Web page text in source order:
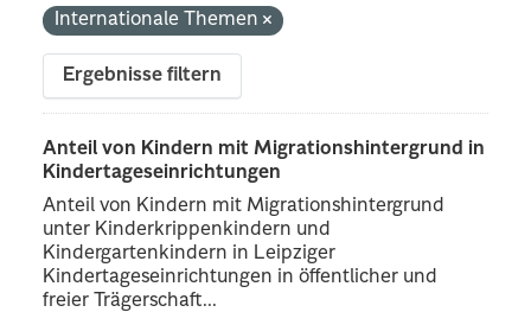
Internationale Themen
Ergebnisse filtern
Anteil von Kindern mit Migrationshintergrund in
Kindertageseinrichtungen
Anteil von Kindern mit Migrationshintergrund
unter Kinderkrippenkindern und
Kindergartenkindern in Leipziger
Kindertageseinrichtungen in öffentlicher und
freier Trägerschaft...